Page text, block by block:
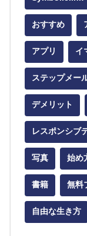
おすすめ
アプリ イ
ステップメー
デメリット
レスポンシブ
写真 始め
書籍 無料
自由な生き方